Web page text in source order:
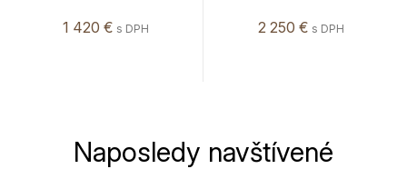
1 420 € s DPH 2 250 € s DPH
Naposledy navštívené